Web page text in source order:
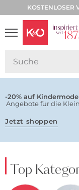
KOSTENLOSER
-20% auf
Angebote für die
Jetzt shoppen
Top